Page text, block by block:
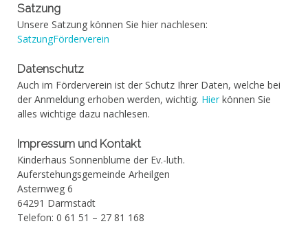
Satzung
Unsere Satzung können Sie hier nachlesen:
SatzungFörderverein
Datenschutz
Auch im Förderverein ist der Schutz Ihrer Daten, welche bei
der Anmeldung erhoben werden, wichtig. Hierkönnen Sie
alles wichtige dazu nachlesen.
Impressum und Kontakt
Kinderhaus Sonnenblume der Ev.-luth.
Auferstehungsgemeinde Arheilgen
Asternweg 6
64291 Darmstadt
Telefon: 0 61 51 – 27 81 168